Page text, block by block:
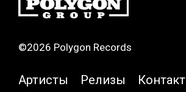
©2026 Polygon Records
Артисты Релизы
Контакт